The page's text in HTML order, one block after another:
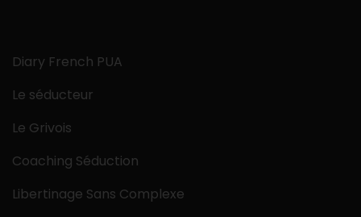
Diary French PUA
Le séducteur
Le Grivois
Coaching Séduction
Libertinage Sans Complexe